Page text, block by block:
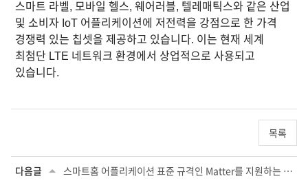
스마트 라벨, 모바일 헬스, 웨어러블, 텔레매틱스와 같은 산업
및 소비자 IoT 어플리케이션에 저전력을 강점으로 한 가격
경쟁력 있는 칩셋을 제공하고 있습니다. 이는 현재 세계
최첨단 LTE 네트워크 환경에서 상업적으로 사용되고
있습니다.
목록
다음글 스마트홈 어플리케이션 표준 규격인 Matter를 지원하는 소형 무선 모듈 2종 개발